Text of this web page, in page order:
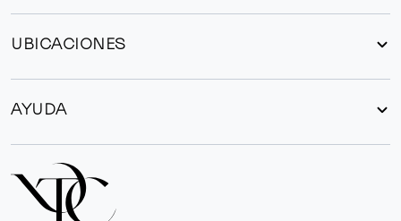
UBICACIONES
AYUDA